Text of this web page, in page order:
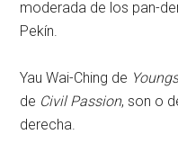
moderada de los pan-
Pekín.
Yau Wai-Ching de
de Civil Passion, son o
derecha.